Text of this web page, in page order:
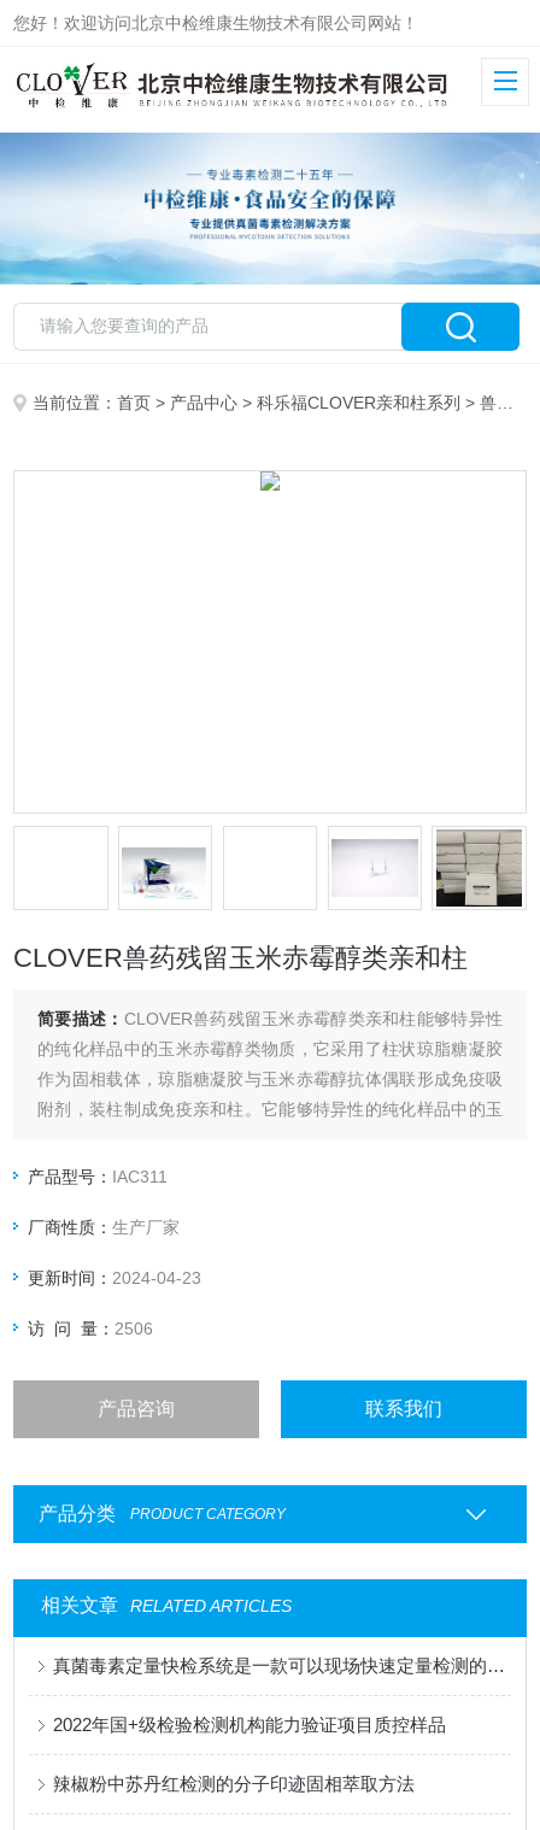
您好！欢迎访问北京中检维康生物技术有限公司网站！
当前位置：首页 > 产品中心 >科乐福CLOVER亲和柱系列 >兽药残留系列
CLOVER兽药残留玉米赤霉醇类亲和柱
简要描述： CLOVER兽药残留玉米赤霉醇类亲和柱能够特异性
的纯化样品中的玉米赤霉醇类物质，它采用了柱状琼脂糖凝胶
作为固相载体，琼脂糖凝胶与玉米赤霉醇抗体偶联形成免疫吸
附剂，装柱制成免疫亲和柱。它能够特异性的纯化样品中的玉
料、动物源性食品、水产品、等样品的提取，该方法速度快、
要的作用。
产品型号： IAC311
厂商性质：生产厂家
更新时间： 2024-04-23
访 问 量： 2506
产品咨询 联系我们
产品分类 PRODUCT CATEGORY
相关文章 RELATED ARTICLES
真菌毒素定量快检系统是一款可以现场快速定量检测的仪器
2022年国+级检验检测机构能力验证项目质控样品
辣椒粉中苏丹红检测的分子印迹固相萃取方法